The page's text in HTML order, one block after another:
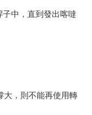
中，直到發出喀噠
大，則不能再使用轉